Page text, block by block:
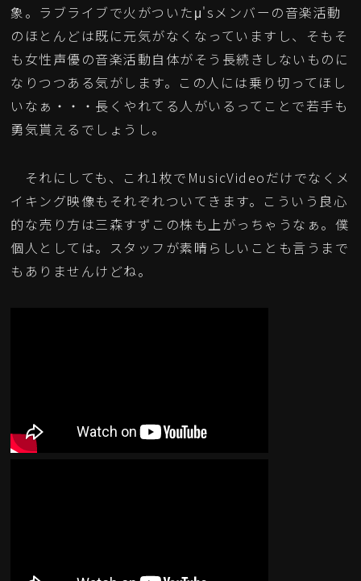
象。ラブライブで火がついたμ'sメンバーの音楽活動
のほとんどは既に元気がなくなっていますし、そもそ
も女性声優の音楽活動自体がそう長続きしないものに
なりつつある気がします。この人には乗り切ってほし
いなぁ・・・長くやれてる人がいるってことで若手も
勇気貰えるでしょうし。
それにしても、これ1枚でMusicVideoだけでなくメ
イキング映像もそれぞれついてきます。こういう良心
的な売り方は三森すずこの株も上がっちゃうなぁ。僕
個人としては。スタッフが素晴らしいことも言うまで
もありませんけどね。